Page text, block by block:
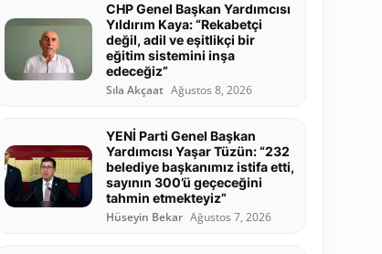
CHP Genel Başkan Yardımcısı
Yıldırım Kaya: “Rekabetçi
değil, adil ve eşitlikçi bir
eğitim sistemini inşa
edeceğiz”
Sıla Akçaat Ağustos 8, 2026
YENİ Parti Genel Başkan
Yardımcısı Yaşar Tüzün: “232
belediye başkanımız istifa etti,
sayının 300’ü geçeceğini
tahmin etmekteyiz”
Hüseyin Bekar Ağustos 7, 2026